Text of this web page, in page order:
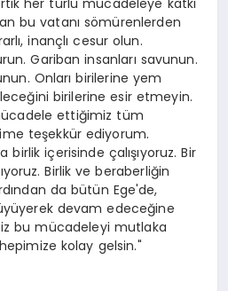
bu vatanı sömürenlerden
inançlı cesur olun.
Gariban insanları savunun.
Onları birilerine yem
birilerine esir etmeyin.
ettiğimiz tüm
teşekkür ediyorum.
birlik içerisinde çalışıyoruz. Bir
Birlik ve beraberliğin
da bütün Ege'de,
devam edeceğine
bu mücadeleyi mutlaka
kolay gelsin."